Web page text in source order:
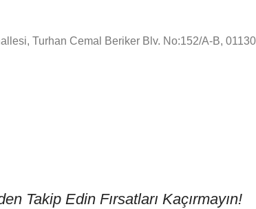
Turhan Cemal Beriker Blv. No:152/A-B,
Takip Edin Fırsatları Kaçırmayın!